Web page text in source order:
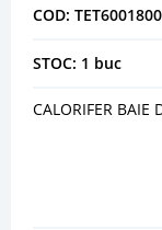
COD:
STOC: 1 buc
CALORIFER BAIE